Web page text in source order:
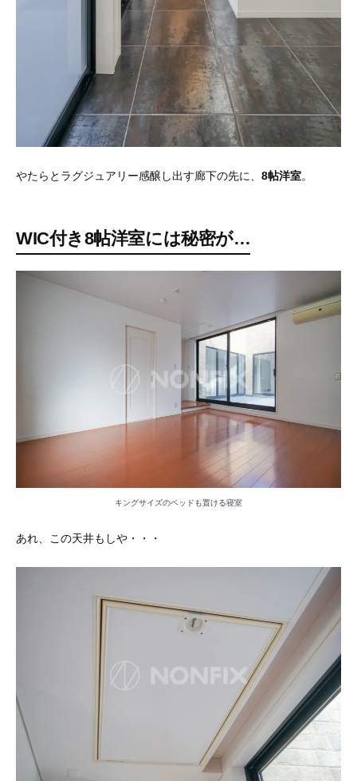
やたらとラグジュアリー感醸し出す廊下の先に、 8帖洋室。
WIC付き8帖洋室には秘密が…
キングサイズのベッドも置ける寝室
あれ、この天井もしや・・・